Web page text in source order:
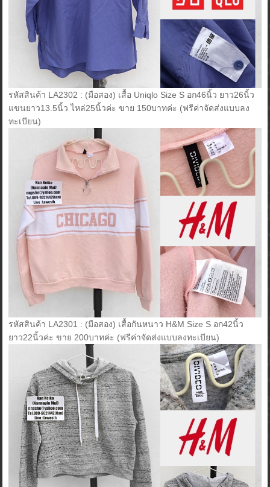
รหัสสินค้า LA2302 : (มือสอง) เสื้อ Uniqlo Size S อก46นิ้ว ยาว26นิ้ว
แขนยาว13.5นิ้ว ไหล่25นิ้วค่ะ ขาย 150บาทค่ะ (ฟรีค่าจัดส่งแบบลง
ทะเบียน)
รหัสสินค้า LA2301 : (มือสอง) เสื้อกันหนาว H&M Size S อก42นิ้ว
ยาว22นิ้วค่ะ ขาย 200บาทค่ะ (ฟรีค่าจัดส่งแบบลงทะเบียน)